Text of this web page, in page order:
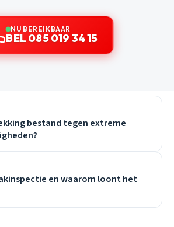
NU BEREIKBAAR
BEL 085 019 34 15
bestand tegen extreme
en waarom loont het